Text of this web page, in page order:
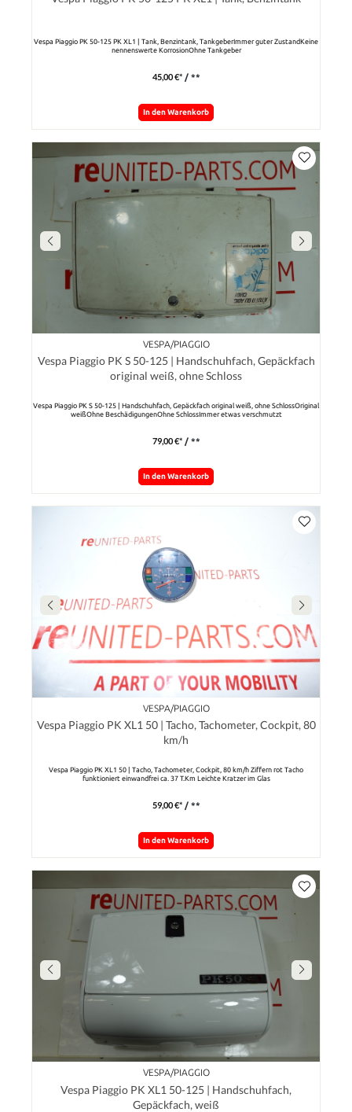
Vespa Piaggio PK 50-125 PK XL1 | Tank, Benzintank, TankgeberImmer guter ZustandKeine
nennenswerte KorrosionOhne Tankgeber
45,00 €* / **
In den Warenkorb
VESPA/PIAGGIO
Vespa Piaggio PK S 50-125 | Handschuhfach, Gepäckfach
original weiß, ohne Schloss
Vespa Piaggio PK S 50-125 | Handschuhfach, Gepäckfach original weiß, ohne SchlossOriginal
weißOhne BeschädigungenOhne SchlossImmer etwas verschmutzt
79,00 €* / **
In den Warenkorb
VESPA/PIAGGIO
Vespa Piaggio PK XL1 50 | Tacho, Tachometer, Cockpit, 80
km/h
Vespa Piaggio PK XL1 50 | Tacho, Tachometer, Cockpit, 80 km/h Ziffern rot Tacho
funktioniert einwandfrei ca. 37 T.Km Leichte Kratzer im Glas
59,00 €* / **
In den Warenkorb
VESPA/PIAGGIO
Vespa Piaggio PK XL1 50-125 | Handschuhfach,
Gepäckfach, weiß